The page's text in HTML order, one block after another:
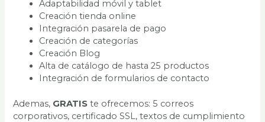
Adaptabilidad móvil y tablet
Creación tienda online
Integración pasarela de pago
Creación de categorías
Creación Blog
Alta de catálogo de hasta 25 productos
Integración de formularios de contacto
Ademas, GRATIS te ofrecemos: 5 correos
corporativos, certificado SSL, textos de cumplimiento